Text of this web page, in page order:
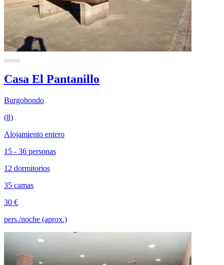
Casa El Pantanillo
Burgohondo
(8)
Alojamiento entero
15 - 36 personas
12 dormitorios
35 camas
30 €
pers./noche (aprox.)